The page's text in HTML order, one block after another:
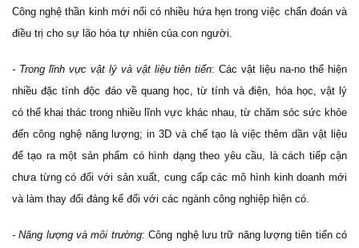
Công nghệ thần kinh mới nổi có nhiều hứa hẹn trong việc chẩn đoán và
điều trị cho sự lão hóa tự nhiên của con người.
- Trong lĩnh vực vật lý và vật liệu tiên tiến: Các vật liệu na-no thể hiện
nhiều đặc tính độc đáo về quang học, từ tính và điện, hóa học, vật lý
có thể khai thác trong nhiều lĩnh vực khác nhau, từ chăm sóc sức khỏe
đến công nghệ năng lượng; in 3D và chế tạo là việc thêm dần vật liệu
để tạo ra một sản phẩm có hình dạng theo yêu cầu, là cách tiếp cận
chưa từng có đối với sản xuất, cung cấp các mô hình kinh doanh mới
và làm thay đổi đáng kể đối với các ngành công nghiệp hiện có.
- Năng lượng và môi trường: Công nghệ lưu trữ năng lượng tiên tiến có